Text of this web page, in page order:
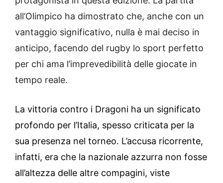
all’Olimpico ha dimostrato che, anche con un
vantaggio significativo, nulla è mai deciso in
anticipo, facendo del rugby lo sport perfetto
per chi ama l’imprevedibilità delle giocate in
tempo reale.
La vittoria contro i Dragoni ha un significato
profondo per l’Italia, spesso criticata per la
sua presenza nel torneo. L’accusa ricorrente,
infatti, era che la nazionale azzurra non fosse
all’altezza delle altre compagini, viste